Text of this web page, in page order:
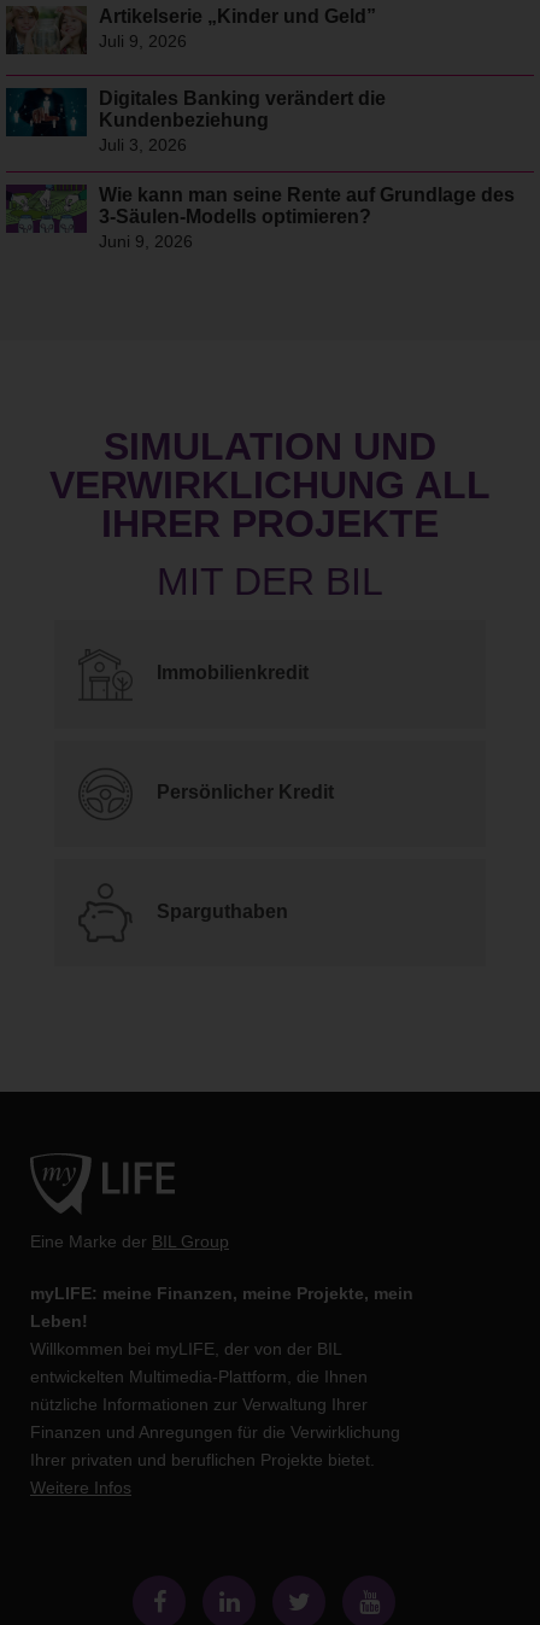
Artikelserie „Kinder und Geld”
Juli 9, 2026
Digitales Banking verändert die
Kundenbeziehung
Juli 3, 2026
Wie kann man seine Rente auf Grundlage des
3-Säulen-Modells optimieren?
Juni 9, 2026
SIMULATION UND
VERWIRKLICHUNG ALL
IHRER PROJEKTE
Immobilienkredit
Persönlicher Kredit
Sparguthaben
Eine Marke der BIL Group
myLIFE: meine Finanzen, meine Projekte, mein
Leben!
Willkommen bei myLIFE, der von der BIL
entwickelten Multimedia-Plattform, die Ihnen
nützliche Informationen zur Verwaltung Ihrer
Finanzen und Anregungen für die Verwirklichung
Ihrer privaten und beruflichen Projekte bietet.
Weitere Infos